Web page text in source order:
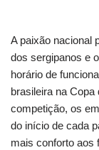
A paixão nacional
dos sergipanos e
horário de
brasileira na
competição, os
do início de cada
mais conforto aos